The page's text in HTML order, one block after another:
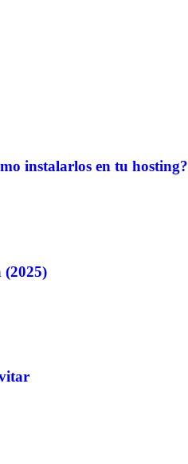
instalarlos en tu hosting?